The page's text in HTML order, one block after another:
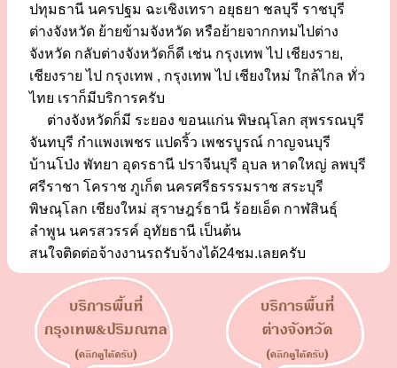
ปทุมธานี นครปฐม ฉะเชิงเทรา อยุธยา ชลบุรี ราชบุรี
ต่างจังหวัด ย้ายข้ามจังหวัด หรือย้ายจากกทมไปต่าง
จังหวัด กลับต่างจังหวัดก็ดี เช่น กรุงเทพ ไป เชียงราย,
เชียงราย ไป กรุงเทพ , กรุงเทพ ไป เชียงใหม่ ใกล้ไกล ทั่ว
ไทย เราก็มีบริการครับ
ต่างจังหวัดก็มี ระยอง ขอนแก่น พิษณุโลก สุพรรณบุรี
จันทบุรี กำแพงเพชร แปดริ้ว เพชรบูรณ์ กาญจนบุรี
บ้านโป่ง พัทยา อุดรธานี ปราจีนบุรี อุบล หาดใหญ่ ลพบุรี
ศรีราชา โคราช ภูเก็ต นครศรีธรรรมราช สระบุรี
พิษณุโลก เชียงใหม่ สุราษฎร์ธานี ร้อยเอ็ด กาฬสินธุ์
ลำพูน นครสวรรค์ อุทัยธานี เป็นต้น
สนใจติดต่อจ้างงานรถรับจ้างได้24ชม.เลยครับ